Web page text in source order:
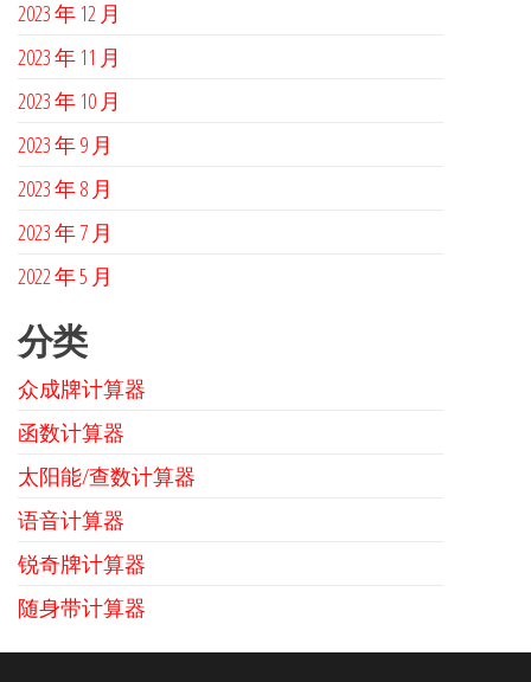
2023 年 12 月
2023 年 11 月
2023 年 10 月
2023 年 9 月
2023 年 8 月
2023 年 7 月
2022 年 5 月
分类
众成牌计算器
函数计算器
太阳能/查数计算器
语音计算器
锐奇牌计算器
随身带计算器